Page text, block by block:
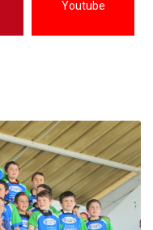
Youtube